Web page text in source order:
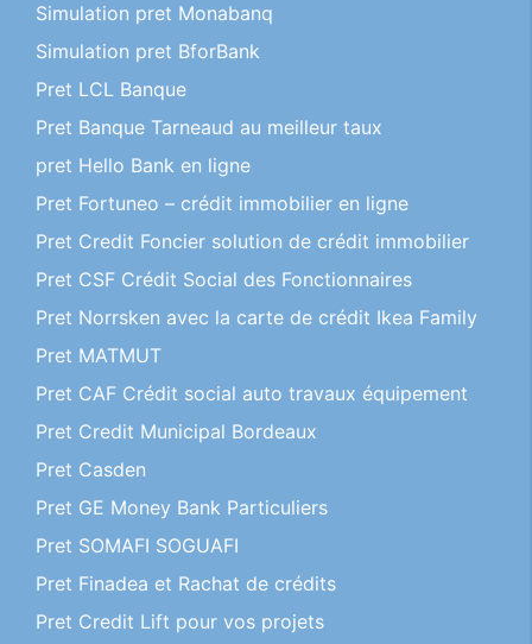
Simulation pret Monabanq
Simulation pret BforBank
Pret LCL Banque
Pret Banque Tarneaud au meilleur taux
pret Hello Bank en ligne
Pret Fortuneo – crédit immobilier en ligne
Pret Credit Foncier solution de crédit immobilier
Pret CSF Crédit Social des Fonctionnaires
Pret Norrsken avec la carte de crédit Ikea Family
Pret MATMUT
Pret CAF Crédit social auto travaux équipement
Pret Credit Municipal Bordeaux
Pret Casden
Pret GE Money Bank Particuliers
Pret SOMAFI SOGUAFI
Pret Finadea et Rachat de crédits
Pret Credit Lift pour vos projets